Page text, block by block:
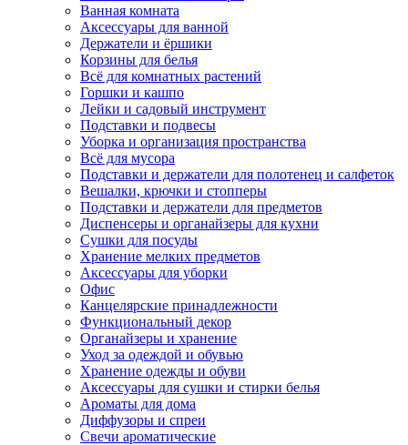
Ванная комната
Аксессуары для ванной
Держатели и ёршики
Корзины для белья
Всё для комнатных растений
Горшки и кашпо
Лейки и садовый инструмент
Подставки и подвесы
Уборка и организация пространства
Всё для мусора
Подставки и держатели для полотенец и салфеток
Вешалки, крючки и стопперы
Подставки и держатели для предметов
Диспенсеры и органайзеры для кухни
Сушки для посуды
Хранение мелких предметов
Аксессуары для уборки
Офис
Канцелярские принадлежности
Функциональный декор
Органайзеры и хранение
Уход за одеждой и обувью
Хранение одежды и обуви
Аксессуары для сушки и стирки белья
Ароматы для дома
Диффузоры и спреи
Свечи ароматические